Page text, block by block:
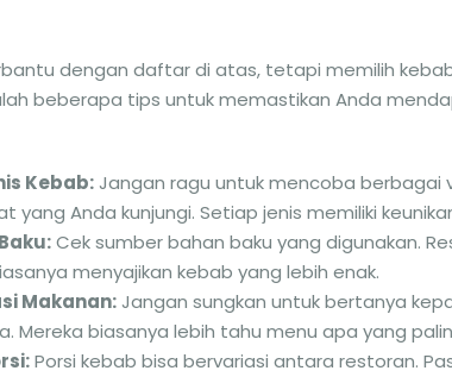
dengan daftar di atas, tetapi memilih
beberapa tips untuk memastikan Anda
Kebab:Jangan ragu untuk mencoba berbagai
yang Anda kunjungi. Setiap jenis memiliki
Cek sumber bahan baku yang digunakan.
menyajikan kebab yang lebih enak.
Makanan:Jangan sungkan untuk bertanya
Mereka biasanya lebih tahu menu apa yang
Porsi kebab bisa bervariasi antara restoran.